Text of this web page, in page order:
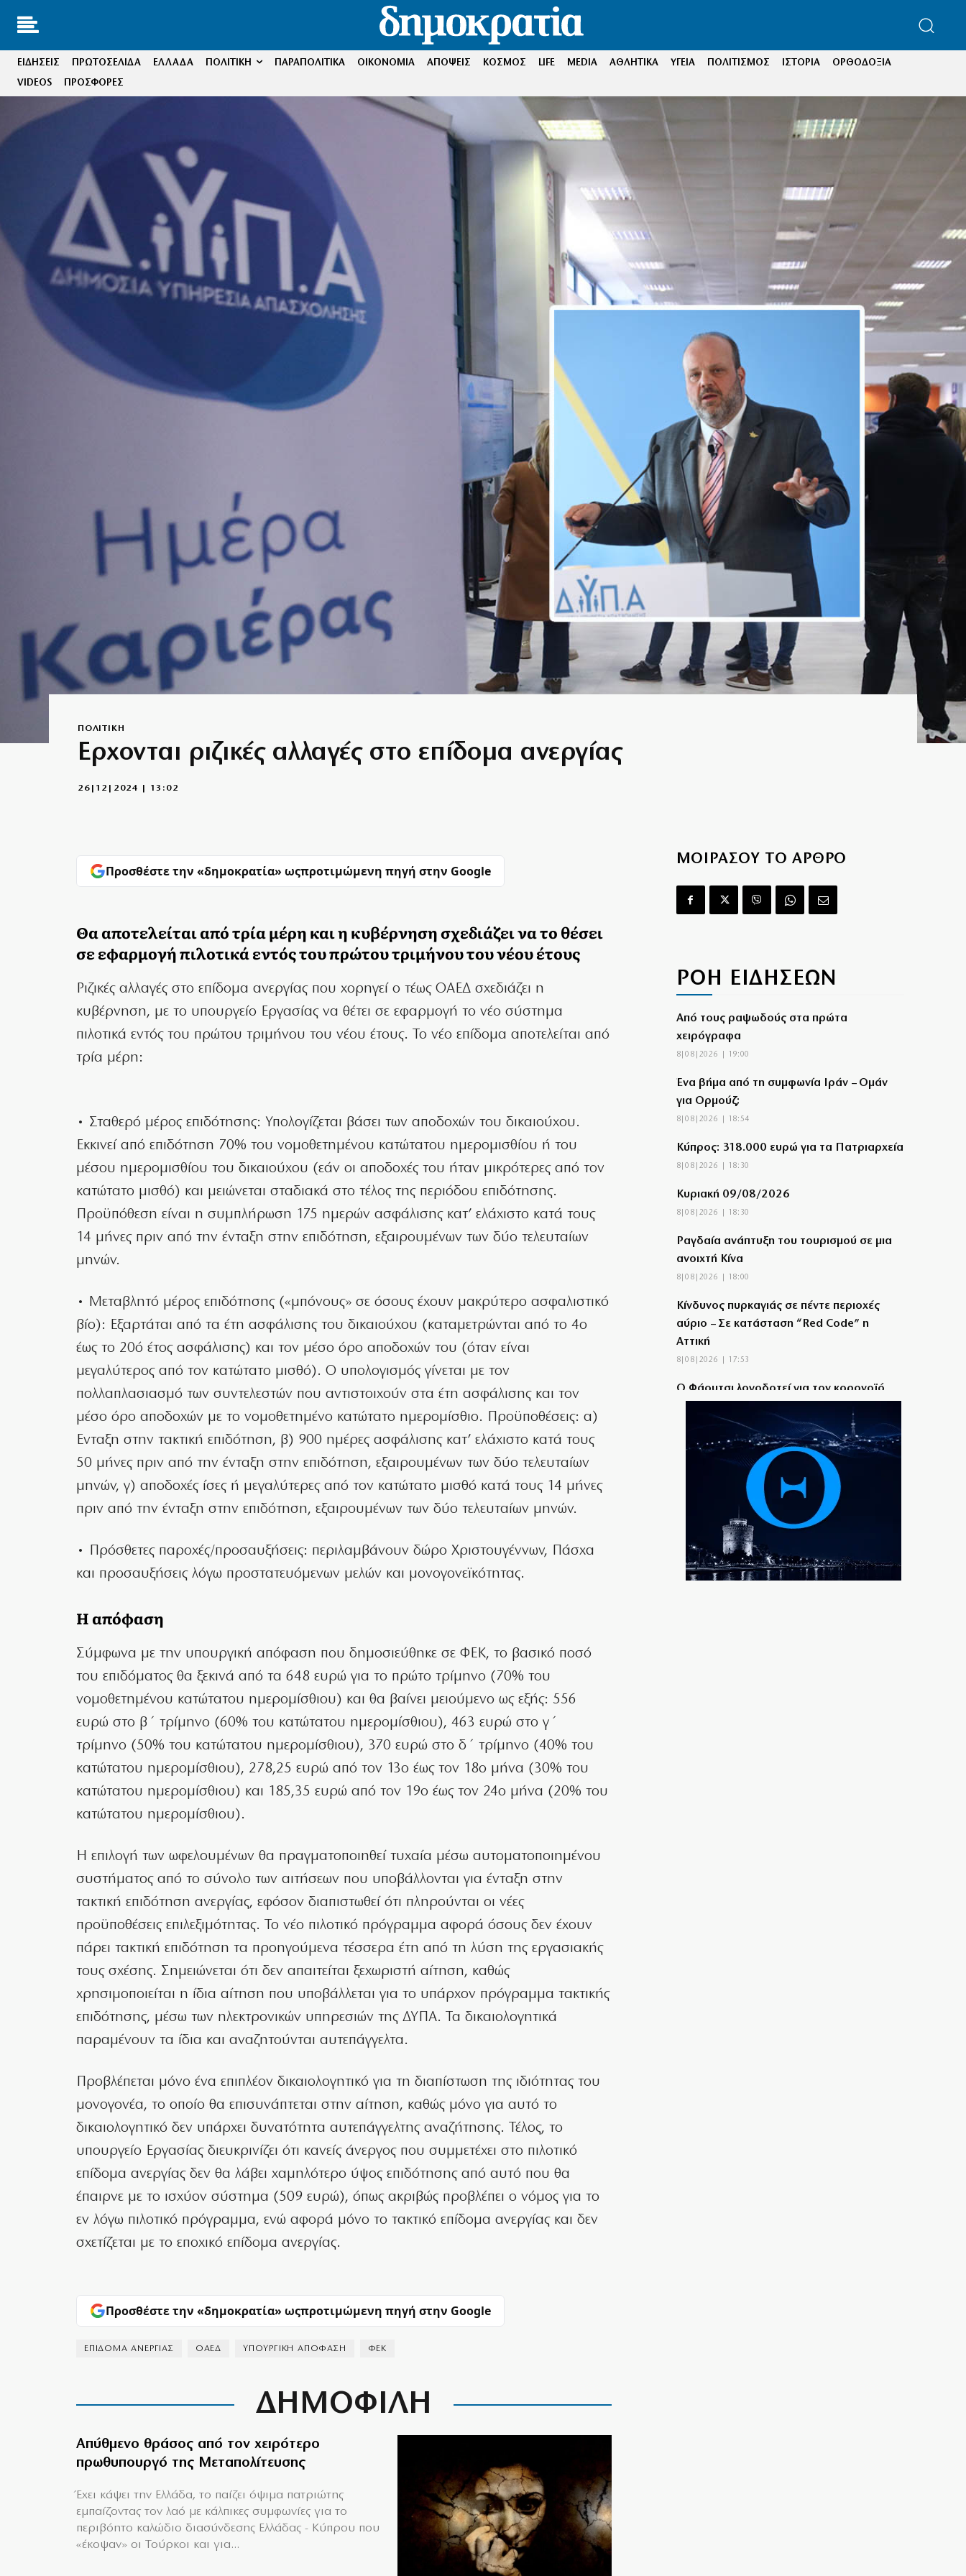
ΕΙΔΗΣΕΙΣ ΠΡΩΤΟΣΕΛΙΔΑ ΕΛΛΑΔΑ ΠΟΛΙΤΙΚΗ ΠΑΡΑΠΟΛΙΤΙΚΑ ΟΙΚΟΝΟΜΙΑ ΑΠΟΨΕΙΣ ΚΟΣΜΟΣ LIFE MEDIA ΑΘΛΗΤΙΚΑ ΥΓΕΙΑ ΠΟΛΙΤΙΣΜΟΣ ΙΣΤΟΡΙΑ
ΟΡΘΟΔΟΞΙΑ
VIDEOS
ΠΡΟΣΦΟΡΕΣ
ΠΟΛΙΤΙΚΗ
Ερχονται ριζικές αλλαγές στο επίδομα ανεργίας
26|12|2024 | 13:02
Προσθέστε την «δημοκρατία» ωςπροτιμώμενη πηγή στην Google
Θα αποτελείται από τρία μέρη και η κυβέρνηση σχεδιάζει να το θέσει
σε εφαρμογή πιλοτικά εντός του πρώτου τριμήνου του νέου έτους
Ριζικές αλλαγές στο επίδομα ανεργίας που χορηγεί ο τέως ΟΑΕΔ σχεδιάζει η
κυβέρνηση, με το υπουργείο Εργασίας να θέτει σε εφαρμογή το νέο σύστημα
πιλοτικά εντός του πρώτου τριμήνου του νέου έτους. Το νέο επίδομα αποτελείται από
τρία μέρη:
• Σταθερό μέρος επιδότησης: Υπολογίζεται βάσει των αποδοχών του δικαιούχου.
Εκκινεί από επιδότηση 70% του νομοθετημένου κατώτατου ημερομισθίου ή του
μέσου ημερομισθίου του δικαιούχου (εάν οι αποδοχές του ήταν μικρότερες από τον
κατώτατο μισθό) και μειώνεται σταδιακά στο τέλος της περιόδου επιδότησης.
Προϋπόθεση είναι η συμπλήρωση 175 ημερών ασφάλισης κατ’ ελάχιστο κατά τους
14 μήνες πριν από την ένταξη στην επιδότηση, εξαιρουμένων των δύο τελευταίων
μηνών.
• Μεταβλητό μέρος επιδότησης («μπόνους» σε όσους έχουν μακρύτερο ασφαλιστικό
βίο): Εξαρτάται από τα έτη ασφάλισης του δικαιούχου (καταμετρώνται από το 4ο
έως το 20ό έτος ασφάλισης) και τον μέσο όρο αποδοχών του (όταν είναι
μεγαλύτερος από τον κατώτατο μισθό). Ο υπολογισμός γίνεται με τον
πολλαπλασιασμό των συντελεστών που αντιστοιχούν στα έτη ασφάλισης και τον
μέσο όρο αποδοχών με το νομοθετημένο κατώτατο ημερομίσθιο. Προϋποθέσεις: α)
Ενταξη στην τακτική επιδότηση, β) 900 ημέρες ασφάλισης κατ’ ελάχιστο κατά τους
50 μήνες πριν από την ένταξη στην επιδότηση, εξαιρουμένων των δύο τελευταίων
μηνών, γ) αποδοχές ίσες ή μεγαλύτερες από τον κατώτατο μισθό κατά τους 14 μήνες
πριν από την ένταξη στην επιδότηση, εξαιρουμένων των δύο τελευταίων μηνών.
• Πρόσθετες παροχές/προσαυξήσεις: περιλαμβάνουν δώρο Χριστουγέννων, Πάσχα
και προσαυξήσεις λόγω προστατευόμενων μελών και μονογονεϊκότητας.
Η απόφαση
Σύμφωνα με την υπουργική απόφαση που δημοσιεύθηκε σε ΦΕΚ, το βασικό ποσό
του επιδόματος θα ξεκινά από τα 648 ευρώ για το πρώτο τρίμηνο (70% του
νομοθετημένου κατώτατου ημερομίσθιου) και θα βαίνει μειούμενο ως εξής: 556
ευρώ στο β΄ τρίμηνο (60% του κατώτατου ημερομίσθιου), 463 ευρώ στο γ΄
τρίμηνο (50% του κατώτατου ημερομίσθιου), 370 ευρώ στο δ΄ τρίμηνο (40% του
κατώτατου ημερομίσθιου), 278,25 ευρώ από τον 13ο έως τον 18ο μήνα (30% του
κατώτατου ημερομίσθιου) και 185,35 ευρώ από τον 19ο έως τον 24ο μήνα (20% του
κατώτατου ημερομίσθιου).
Η επιλογή των ωφελουμένων θα πραγματοποιηθεί τυχαία μέσω αυτοματοποιημένου
συστήματος από το σύνολο των αιτήσεων που υποβάλλονται για ένταξη στην
τακτική επιδότηση ανεργίας, εφόσον διαπιστωθεί ότι πληρούνται οι νέες
προϋποθέσεις επιλεξιμότητας. Το νέο πιλοτικό πρόγραμμα αφορά όσους δεν έχουν
πάρει τακτική επιδότηση τα προηγούμενα τέσσερα έτη από τη λύση της εργασιακής
τους σχέσης. Σημειώνεται ότι δεν απαιτείται ξεχωριστή αίτηση, καθώς
χρησιμοποιείται η ίδια αίτηση που υποβάλλεται για το υπάρχον πρόγραμμα τακτικής
επιδότησης, μέσω των ηλεκτρονικών υπηρεσιών της ΔΥΠΑ. Τα δικαιολογητικά
παραμένουν τα ίδια και αναζητούνται αυτεπάγγελτα.
Προβλέπεται μόνο ένα επιπλέον δικαιολογητικό για τη διαπίστωση της ιδιότητας του
μονογονέα, το οποίο θα επισυνάπτεται στην αίτηση, καθώς μόνο για αυτό το
δικαιολογητικό δεν υπάρχει δυνατότητα αυτεπάγγελτης αναζήτησης. Τέλος, το
υπουργείο Εργασίας διευκρινίζει ότι κανείς άνεργος που συμμετέχει στο πιλοτικό
επίδομα ανεργίας δεν θα λάβει χαμηλότερο ύψος επιδότησης από αυτό που θα
έπαιρνε με το ισχύον σύστημα (509 ευρώ), όπως ακριβώς προβλέπει ο νόμος για το
εν λόγω πιλοτικό πρόγραμμα, ενώ αφορά μόνο το τακτικό επίδομα ανεργίας και δεν
σχετίζεται με το εποχικό επίδομα ανεργίας.
Προσθέστε την «δημοκρατία» ωςπροτιμώμενη πηγή στην Google
ΕΠΙΔΟΜΑ ΑΝΕΡΓΙΑΣ ΟΑΕΔ ΥΠΟΥΡΓΙΚΗ ΑΠΟΦΑΣΗ ΦEK
ΔΗΜΟΦΙΛΗ
Απύθμενο θράσος από τον χειρότερο
πρωθυπουργό της Μεταπολίτευσης
Έχει κάψει την Ελλάδα, το παίζει όψιμα πατριώτης
εμπαίζοντας τον λαό με κάλπικες συμφωνίες για το
περιβόητο καλώδιο διασύνδεσης Ελλάδας - Κύπρου που
«έκοψαν» οι Τούρκοι και για...
ΜΟΙΡΑΣΟΥ ΤΟ ΑΡΘΡΟ
ΡΟΗ ΕΙΔΗΣΕΩΝ
Από τους ραψωδούς στα πρώτα
χειρόγραφα
8|08|2026 | 19:00
Ένα βήμα από τη συμφωνία Ιράν – Ομάν
για Ορμούζ;
8|08|2026 | 18:54
Κύπρος: 318.000 ευρώ για τα Πατριαρχεία
8|08|2026 | 18:30
Κυριακή 09/08/2026
8|08|2026 | 18:30
Ραγδαία ανάπτυξη του τουρισμού σε μια
ανοιχτή Κίνα
8|08|2026 | 18:00
Κίνδυνος πυρκαγιάς σε πέντε περιοχές
αύριο – Σε κατάσταση “Red Code” η
Αττική
8|08|2026 | 17:53
Ο Φάουτσι λογοδοτεί για τον κορονοϊό
8|08|2026 | 17:30
«Σφαγή» Μελόνι – Σάντσεθ: Ας πρόσεχε η
8|08|2026 | 17:08
Πληθωρισμός: Σε κούρσα ανόδου οι τιμές
σε κρέας, ενοίκια, καύσιμα
8|08|2026 | 17:00
Μόλις 815 ευρώ η μέση σύνταξη